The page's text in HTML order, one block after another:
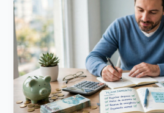
Pouco:
Plano
Realista
para
Retomar
o
Controle